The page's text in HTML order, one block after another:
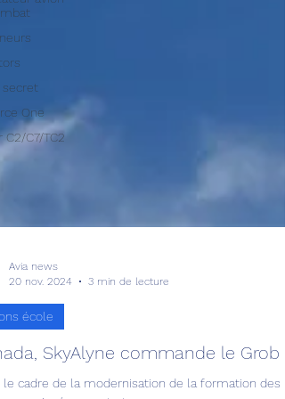
secret
One
C2/C7/TC2
20 nov. 2024
école
SkyAlyne commande le Grob